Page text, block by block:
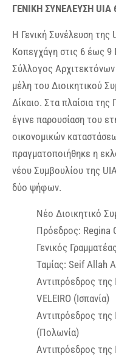
ΓΕΝΙΚΗ ΣΥΝΕΛΕΥΣΗ UIA
Η Γενική Συνέλευση της
Κοπεγχάγη στις 6 έως 9
Σύλλογος
μέλη του Διοικητικού
Δίκαιο. Στα πλαίσια της
έγινε παρουσίαση του
οικονομικών
πραγματοποιήθηκε η
νέου Συμβουλίου της
δύο ψήφων.
Νέο Διοικητικό
Πρόεδρος: Regina
Γενικός
Ταμίας: Seif Allah
Αντιπρόεδρος της
VELEIRO (Ισπανία)
Αντιπρόεδρος της
(Πολωνία)
Αντιπρόεδρος της